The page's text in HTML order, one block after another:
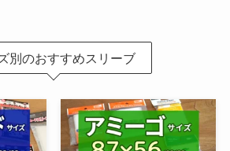
別のおすすめスリーブ